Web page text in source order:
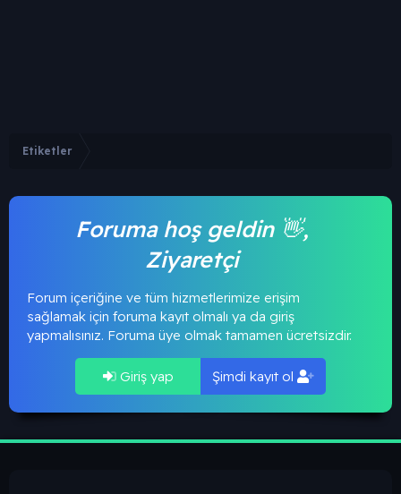
Etiketler
Foruma hoş geldin 👋,
Ziyaretçi
Forum içeriğine ve tüm hizmetlerimize erişim
sağlamak için foruma kayıt olmalı ya da giriş
yapmalısınız. Foruma üye olmak tamamen ücretsizdir.
Giriş yap Şimdi kayıt ol